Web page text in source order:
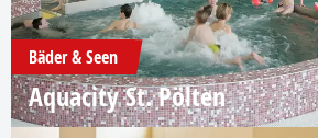
Bäder & Seen
Aquacity St. Pölten